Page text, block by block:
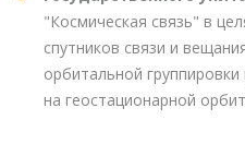
"Космическая связь" в
спутников связи и
орбитальной
на геостационарной